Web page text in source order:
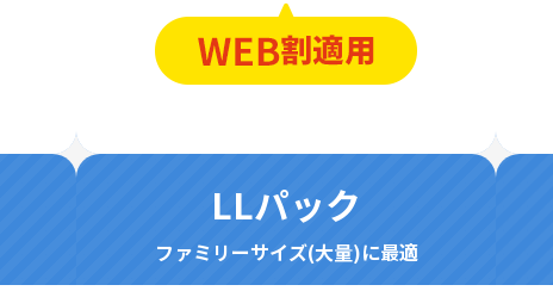
LLパック
ファミリーサイズ(大量)に最適